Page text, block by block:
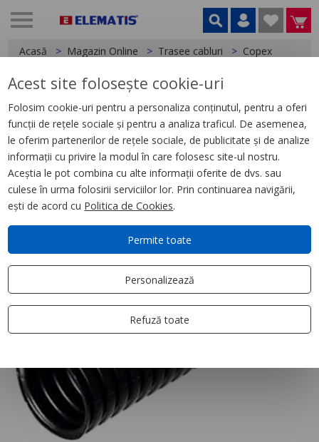
Acasă Magazin Online Trasee cabluri Copex
< Copex
Copex PVC 20MM 750N MT -
colac 50m
Acest site folosește cookie-uri
Folosim cookie-uri pentru a personaliza conținutul, pentru a oferi
funcții de rețele sociale și pentru a analiza traficul. De asemenea,
le oferim partenerilor de rețele sociale, de publicitate și de analize
informații cu privire la modul în care folosesc site-ul nostru.
Aceștia le pot combina cu alte informații oferite de dvs. sau
culese în urma folosirii serviciilor lor. Prin continuarea navigării,
ești de acord cu Politica de Cookies.
Permite toate
Personalizează
Refuză toate